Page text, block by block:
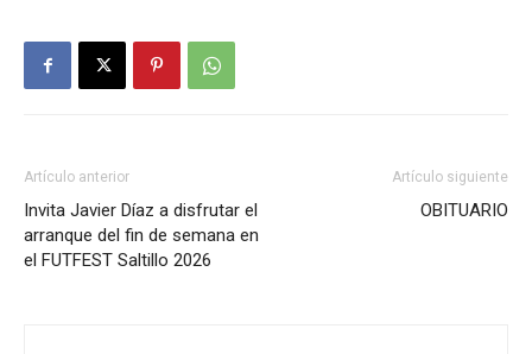
Artículo anterior
Invita Javier Díaz a disfrutar el
arranque del fin de semana en
el FUTFEST Saltillo 2026
Artículo siguiente
OBITUARIO